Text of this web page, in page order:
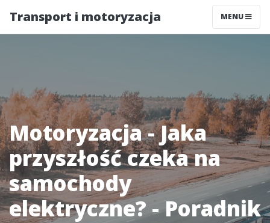
Transport i motoryzacja MENU
Motoryzacja - Jaka
przyszłość czeka na
samochody
elektryczne? - Poradnik